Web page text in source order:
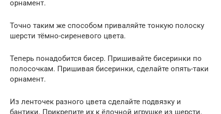
орнамент.
Точно таким же способом приваляйте тонкую полоску
шерсти тёмно-сиреневого цвета.
Теперь понадобится бисер. Пришивайте бисеринки по
полосочкам. Пришивая бисеринки, сделайте опять-таки
орнамент.
Из ленточек разного цвета сделайте подвязку и
бантики. Прикрепите их к ёлочной игрушке из шерсти.